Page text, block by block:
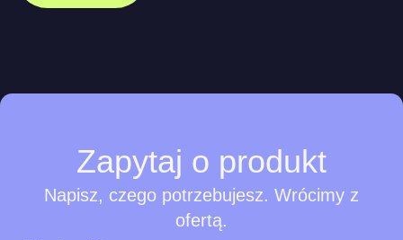
Zapytaj o produkt
Napisz, czego potrzebujesz. Wrócimy z
ofertą.